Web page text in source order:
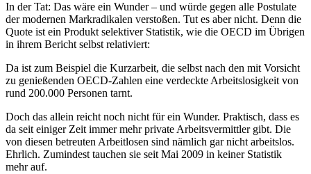
In der Tat: Das wäre ein Wunder – und würde gegen alle Postulate
der modernen Markradikalen verstoßen. Tut es aber nicht. Denn die
Quote ist ein Produkt selektiver Statistik, wie die OECD im Übrigen
in ihrem Bericht selbst relativiert:
Da ist zum Beispiel die Kurzarbeit, die selbst nach den mit Vorsicht
zu genießenden OECD-Zahlen eine verdeckte Arbeitslosigkeit von
rund 200.000 Personen tarnt.
Doch das allein reicht noch nicht für ein Wunder. Praktisch, dass es
da seit einiger Zeit immer mehr private Arbeitsvermittler gibt. Die
von diesen betreuten Arbeitlosen sind nämlich gar nicht arbeitslos.
Ehrlich. Zumindest tauchen sie seit Mai 2009 in keiner Statistik
mehr auf.